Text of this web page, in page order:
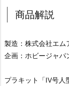
商品解説
製造：株式会社エム
企画：ホビージャパ
プラキット「IV号人